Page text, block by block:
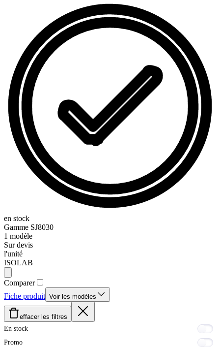
en stock
Gamme SJ8030
1 modèle
Sur devis
l'unité
ISOLAB
Comparer
Fiche produit Voir les modèles
effacer les filtres
En stock
Promo